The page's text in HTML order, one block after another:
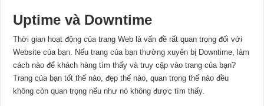
Uptime và Downtime
Thời gian hoạt động của trang Web là vấn đề rất quan trọng đối với
Website của bạn. Nếu trang của bạn thường xuyên bị Downtime, làm
cách nào để khách hàng tìm thấy và truy cập vào trang của bạn?
Trang của bạn tốt thế nào, đẹp thế nào, quan trọng thế nào đều
không còn quan trọng nếu như nó không được tìm thấy.